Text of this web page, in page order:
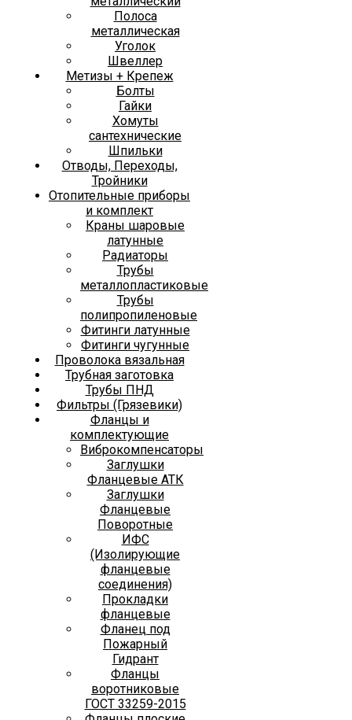
Полоса
металлическая
Уголок
Швеллер
Метизы + Крепеж
Болты
Гайки
Хомуты
сантехнические
Шпильки
Отводы, Переходы,
Тройники
Отопительные приборы
и комплект
Краны шаровые
латунные
Радиаторы
Трубы
металлопластиковые
Трубы
полипропиленовые
Фитинги латунные
Фитинги чугунные
Проволока вязальная
Трубная заготовка
Трубы ПНД
Фильтры (Грязевики)
Фланцы и
комплектующие
Виброкомпенсаторы
Заглушки
Фланцевые АТК
Заглушки
Фланцевые
Поворотные
ИФС
(Изолирующие
фланцевые
соединения)
Прокладки
фланцевые
Фланец под
Пожарный
Гидрант
Фланцы
воротниковые
ГОСТ 33259-2015